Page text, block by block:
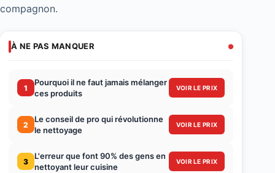
compagnon.
À NE PAS MANQUER
1
Pourquoi il ne faut jamais mélanger
ces produits
VOIR LE PRIX
2
Le conseil de pro qui révolutionne
le nettoyage
VOIR LE PRIX
3
L'erreur que font 90% des gens en
nettoyant leur cuisine
VOIR LE PRIX